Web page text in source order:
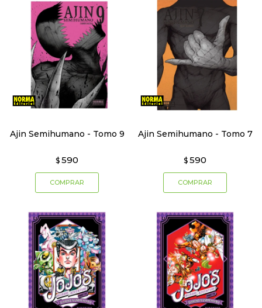
Ajin Semihumano - Tomo 9
$ 590
Ajin Semihumano - Tomo 7
$ 590